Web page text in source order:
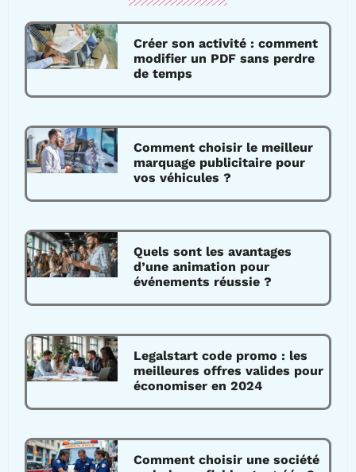
Créer son activité : comment
modifier un PDF sans perdre
de temps
Comment choisir le meilleur
marquage publicitaire pour
vos véhicules ?
Quels sont les avantages
d’une animation pour
événements réussie ?
Legalstart code promo : les
meilleures offres valides pour
économiser en 2024
Comment choisir une société